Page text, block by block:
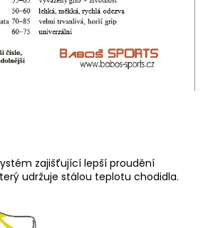
zajišťující lepší proudění
udržuje stálou teplotu chodidla.